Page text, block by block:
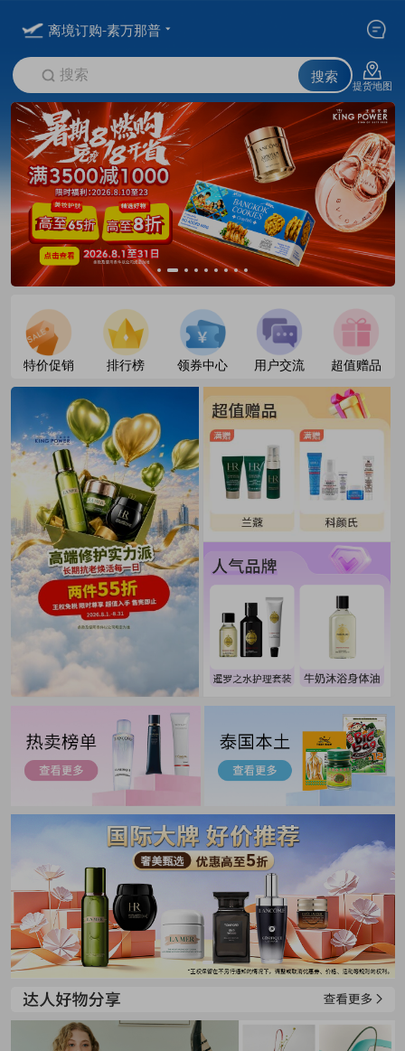
离境订购-素万那普
搜索 搜索
提货地图
特价促销 排行榜 领券中心 用户交流 超值赠品